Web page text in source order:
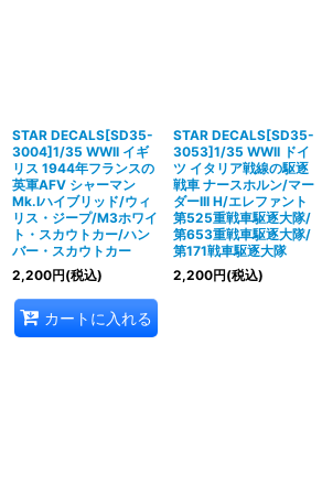
STAR DECALS[SD35-
3004]1/35 WWII イギ
リス 1944年フランスの
英軍AFV シャーマン
Mk.Iハイブリッド/ウィ
リス・ジープ/M3ホワイ
ト・スカウトカー/ハン
バー・スカウトカー
2,200円(税込)
カートに入れる
STAR DECALS[SD35-
3053]1/35 WWII ドイ
ツ イタリア戦線の駆逐
戦車 ナースホルン/マー
ダーIII H/エレファント
第525重戦車駆逐大隊/
第653重戦車駆逐大隊/
第171戦車駆逐大隊
2,200円(税込)